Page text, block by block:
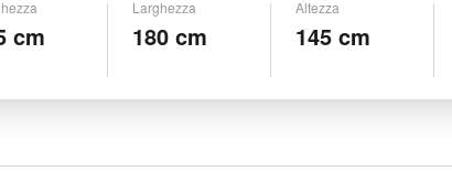
cm
Larghezza
180 cm
Altezza
145 cm